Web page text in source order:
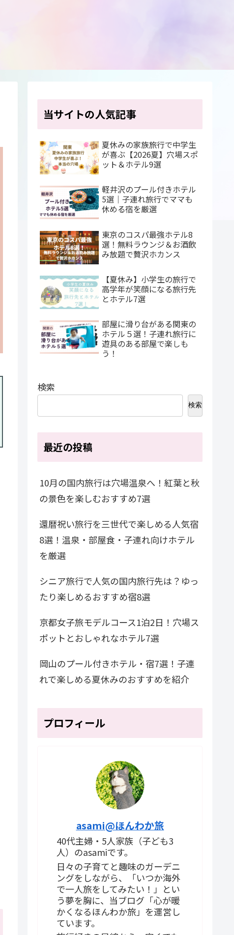
当サイトの人気記事
夏休みの家族旅行で中学生
が喜ぶ【2026夏】穴場スポ
ット＆ホテル9選
軽井沢のプール付きホテル
5選｜子連れ旅行でママも
休める宿を厳選
東京のコスパ最強ホテル8
選！無料ラウンジ＆お酒飲
み放題で贅沢ホカンス
【夏休み】小学生の旅行で
高学年が笑顔になる旅行先
とホテル7選
部屋に滑り台がある関東の
ホテル５選！子連れ旅行に
遊具のある部屋で楽しも
う！
検索
検索
最近の投稿
10月の国内旅行は穴場温泉へ！紅葉と秋
の景色を楽しむおすすめ7選
還暦祝い旅行を三世代で楽しめる人気宿
8選！温泉・部屋食・子連れ向けホテル
を厳選
シニア旅行で人気の国内旅行先は？ゆっ
たり楽しめるおすすめ宿8選
京都女子旅モデルコース1泊2日！穴場ス
ポットとおしゃれなホテル7選
岡山のプール付きホテル・宿7選！子連
れで楽しめる夏休みのおすすめを紹介
プロフィール
asami@ほんわか旅
40代主婦・5人家族（子ども3
人）のasamiです。
日々の子育てと趣味のガーデニ
ングをしながら、「いつか海外
で一人旅をしてみたい！」とい
う夢を胸に、当ブログ「心が暖
かくなるほんわか旅」を運営し
ています。